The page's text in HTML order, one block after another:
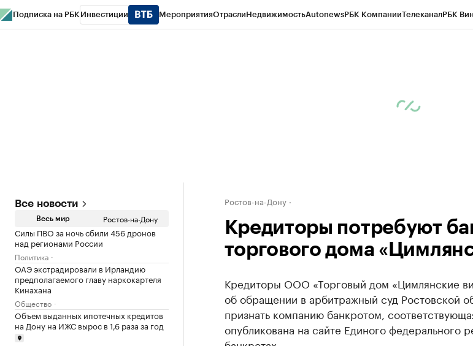
Подписка на РБК Инвестиции МероприятияОтраслиНедвижимостьAutonewsРБК КомпанииТелеканалРБК
Все новости
Весь мир Ростов-на-Дону
Силы ПВО за ночь сбили 456 дронов
над регионами России
Политика
ОАЭ экстрадировали в Ирландию
предполагаемого главу наркокартеля
Кинахана
Общество
Объем выданных ипотечных кредитов
на Дону на ИЖС вырос в 1,6 раза за год
Ростов-на-Дону
Кредиторы потребуют
торгового дома
Кредиторы ООО «Торговый дом «Цимлянские
об обращении в арбитражный суд Ростовской
признать компанию банкротом,
опубликована на сайте Единого федерального